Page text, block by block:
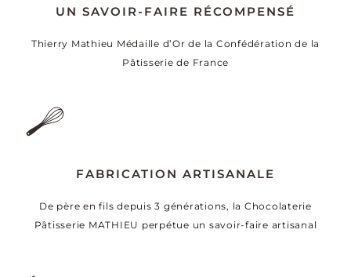
UN SAVOIR-FAIRE RÉCOMPENSÉ
Thierry Mathieu Médaille d’Or de la Confédération de la
Pâtisserie de France
FABRICATION ARTISANALE
De père en fils depuis 3 générations, la Chocolaterie
Pâtisserie MATHIEU perpétue un savoir-faire artisanal